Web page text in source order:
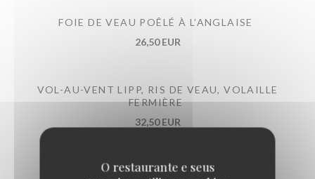
O restaurante e seus
FOIE DE VEAU POÊLÉ À L’ANGLAISE
26,50 EUR
VOL-AU-VENT LIPP, RIS DE VEAU, VOLAILLE
FERMIÈRE
32,50 EUR
Les plats du jour du jeudi